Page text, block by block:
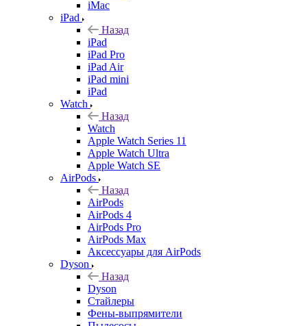
iMac
iPad
Назад
iPad
iPad Pro
iPad Air
iPad mini
iPad
Watch
Назад
Watch
Apple Watch Series 11
Apple Watch Ultra
Apple Watch SE
AirPods
Назад
AirPods
AirPods 4
AirPods Pro
AirPods Max
Аксессуары для AirPods
Dyson
Назад
Dyson
Стайлеры
Фены-выпрямители